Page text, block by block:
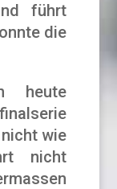
führt
die
heute
wie
nicht